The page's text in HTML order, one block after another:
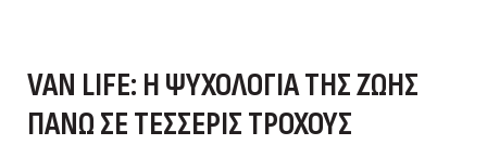
VAN LIFE: Η ΨΥΧΟΛΟΓΊΑ ΤΗΣ ΖΩΉΣ
ΠΆΝΩ ΣΕ ΤΈΣΣΕΡΙΣ ΤΡΟΧΟΎΣ